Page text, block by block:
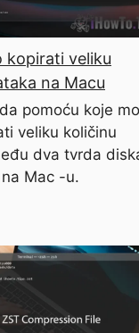
kopirati veliku
na Macu
pomoću koje
veliku količinu
dva tvrda
na Mac -u.